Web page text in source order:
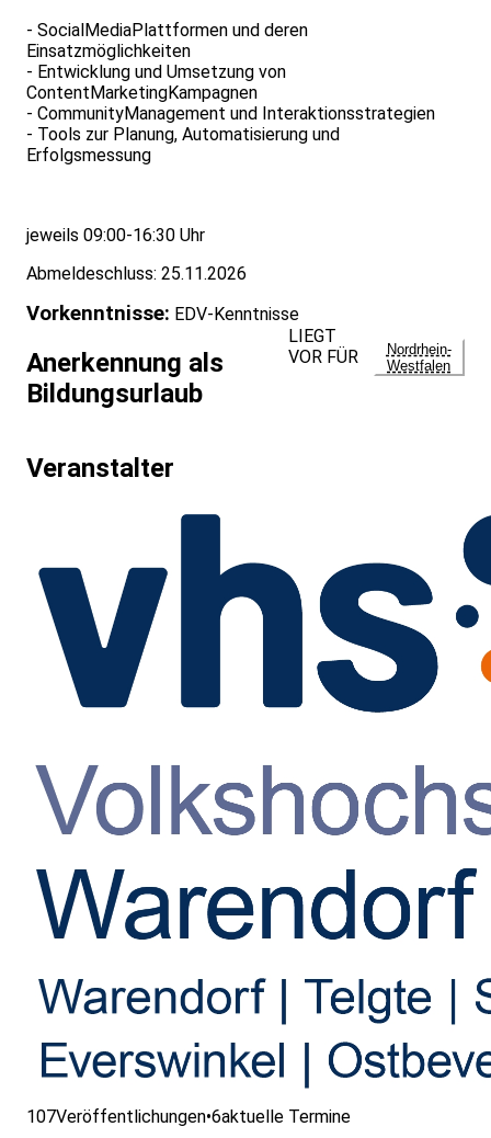
- SocialMediaPlattformen und deren
Einsatzmöglichkeiten
- Entwicklung und Umsetzung von
ContentMarketingKampagnen
- CommunityManagement und Interaktionsstrategien
- Tools zur Planung, Automatisierung und
Erfolgsmessung
jeweils 09:00-16:30 Uhr
Abmeldeschluss: 25.11.2026
Vorkenntnisse: EDV-Kenntnisse
Anerkennung als
Bildungsurlaub
LIEGT
VOR FÜR
Nordrhein-
Westfalen
Veranstalter
107Veröffentlichungen•6aktuelle Termine